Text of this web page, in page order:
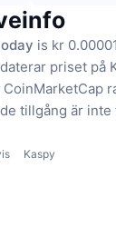
is kr
priset på
tillgång är
Kaspy